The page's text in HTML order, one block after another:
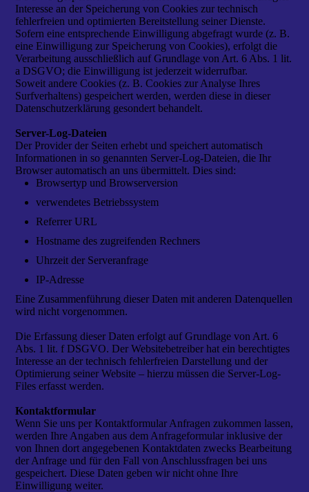
Interesse an der Speicherung von Cookies zur technisch
fehlerfreien und optimierten Bereitstellung seiner Dienste.
Sofern eine entsprechende Einwilligung abgefragt wurde (z. B.
eine Einwilligung zur Speicherung von Cookies), erfolgt die
Verarbeitung ausschließlich auf Grundlage von Art. 6 Abs. 1 lit.
a DSGVO; die Einwilligung ist jederzeit widerrufbar.
Soweit andere Cookies (z. B. Cookies zur Analyse Ihres
Surfverhaltens) gespeichert werden, werden diese in dieser
Datenschutzerklärung gesondert behandelt.
Server-Log-Dateien
Der Provider der Seiten erhebt und speichert automatisch
Informationen in so genannten Server-Log-Dateien, die Ihr
Browser automatisch an uns übermittelt. Dies sind:
Browsertyp und Browserversion
verwendetes Betriebssystem
Referrer URL
Hostname des zugreifenden Rechners
Uhrzeit der Serveranfrage
IP-Adresse
Eine Zusammenführung dieser Daten mit anderen Datenquellen
wird nicht vorgenommen.
Die Erfassung dieser Daten erfolgt auf Grundlage von Art. 6
Abs. 1 lit. f DSGVO. Der Websitebetreiber hat ein berechtigtes
Interesse an der technisch fehlerfreien Darstellung und der
Optimierung seiner Website – hierzu müssen die Server-Log-
Files erfasst werden.
Kontaktformular
Wenn Sie uns per Kontaktformular Anfragen zukommen lassen,
werden Ihre Angaben aus dem Anfrageformular inklusive der
von Ihnen dort angegebenen Kontaktdaten zwecks Bearbeitung
der Anfrage und für den Fall von Anschlussfragen bei uns
gespeichert. Diese Daten geben wir nicht ohne Ihre
Einwilligung weiter.